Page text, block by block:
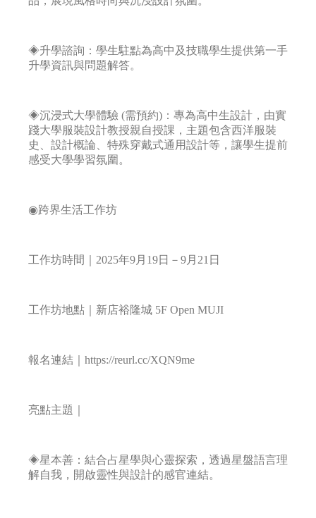
◈升學諮詢：學生駐點為高中及技職學生提供第一手
升學資訊與問題解答。
◈沉浸式大學體驗 (需預約)：專為高中生設計，由實
踐大學服裝設計教授親自授課，主題包含西洋服裝
史、設計概論、特殊穿戴式通用設計等，讓學生提前
感受大學學習氛圍。
◉跨界生活工作坊
工作坊時間｜2025年9月19日－9月21日
工作坊地點｜新店裕隆城 5F Open MUJI
報名連結｜https://reurl.cc/XQN9me
亮點主題｜
◈星本善：結合占星學與心靈探索，透過星盤語言理
解自我，開啟靈性與設計的感官連結。